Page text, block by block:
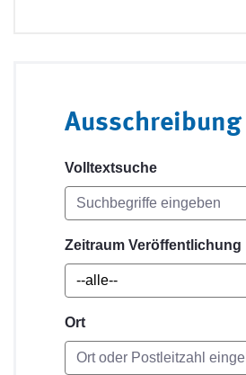
Ausschreibung
Volltextsuche
Zeitraum Veröffentlichung
Ort